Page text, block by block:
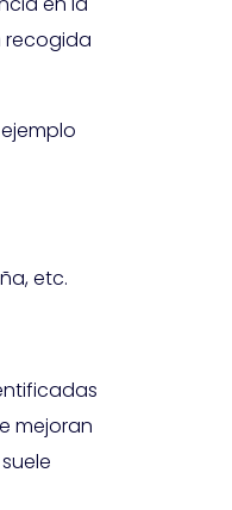
recogida
etc.
mejoran